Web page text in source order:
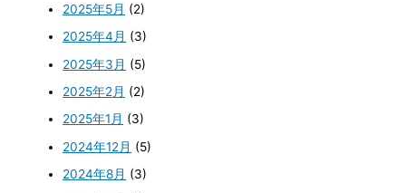
2025年5月 (2)
2025年4月 (3)
2025年3月 (5)
2025年2月 (2)
2025年1月 (3)
2024年12月 (5)
2024年8月 (3)